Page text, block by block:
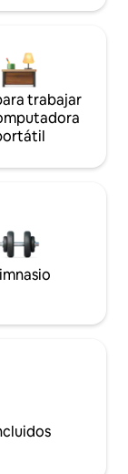
trabajar